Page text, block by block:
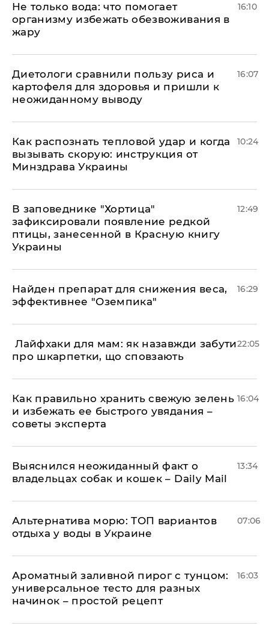
Не только вода: что помогает
организму избежать обезвоживания в
жару
16:10
Диетологи сравнили пользу риса и
картофеля для здоровья и пришли к
неожиданному выводу
16:07
Как распознать тепловой удар и когда
вызывать скорую: инструкция от
Минздрава Украины
10:24
В заповеднике "Хортица"
зафиксировали появление редкой
птицы, занесенной в Красную книгу
Украины
12:49
Найден препарат для снижения веса,
эффективнее "Оземпика"
16:29
​ Лайфхаки для мам: як назавжди забути
про шкарпетки, що сповзають
22:05
Как правильно хранить свежую зелень
и избежать ее быстрого увядания –
советы эксперта
16:04
Выяснился неожиданный факт о
владельцах собак и кошек – Daily Mail
13:34
Альтернатива морю: ТОП вариантов
отдыха у воды в Украине
07:06
Ароматный заливной пирог с тунцом:
универсальное тесто для разных
начинок – простой рецепт
16:03